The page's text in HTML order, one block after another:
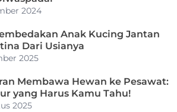
2024
Anak Kucing Jantan
Dari Usianya
2025
Membawa Hewan ke Pesawat:
yang Harus Kamu Tahu!
2025